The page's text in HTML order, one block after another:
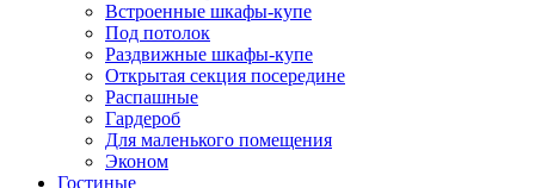
Встроенные шкафы-купе
Под потолок
Раздвижные шкафы-купе
Открытая секция посередине
Распашные
Гардероб
Для маленького помещения
Эконом
Гостиные